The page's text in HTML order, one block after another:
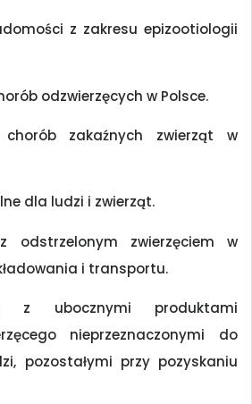
z zakresu epizootiologii
odzwierzęcych w Polsce.
chorób zakaźnych zwierząt w
dla ludzi i zwierząt.
odstrzelonym zwierzęciem w
i transportu.
z ubocznymi produktami
nieprzeznaczonymi do
pozostałymi przy pozyskaniu